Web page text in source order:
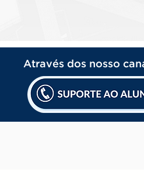
Através dos nosso